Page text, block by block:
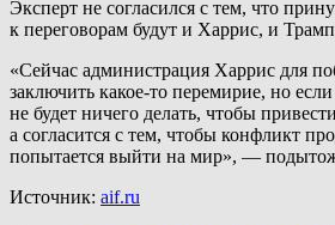
Эксперт не согласился с тем, что
к переговорам будут и Харрис, и
«Сейчас администрация Харрис для
заключить какое-то перемирие, но
не будет ничего делать, чтобы
а согласится с тем, чтобы конфликт
попытается выйти на мир», —
Источник: aif.ru